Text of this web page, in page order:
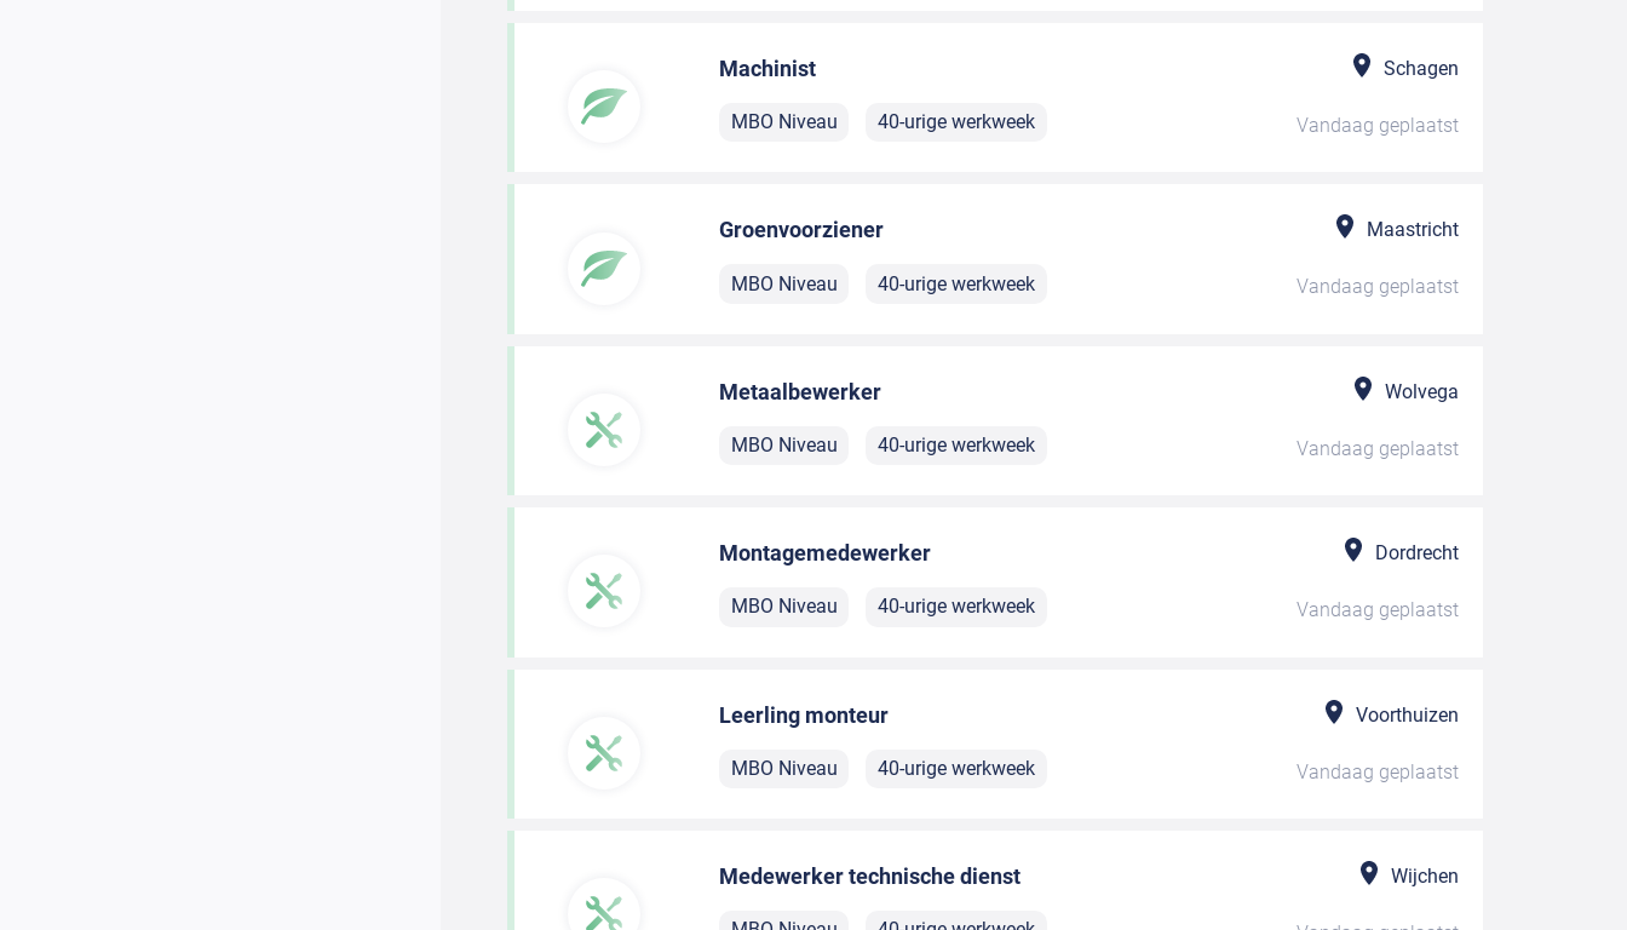
Machinist Schagen
MBO Niveau 40-urige werkweek Vandaag geplaatst
Groenvoorziener Maastricht
MBO Niveau 40-urige werkweek Vandaag geplaatst
Metaalbewerker Wolvega
MBO Niveau 40-urige werkweek Vandaag geplaatst
Montagemedewerker Dordrecht
MBO Niveau 40-urige werkweek Vandaag geplaatst
Leerling monteur Voorthuizen
MBO Niveau 40-urige werkweek Vandaag geplaatst
Medewerker technische dienst Wijchen